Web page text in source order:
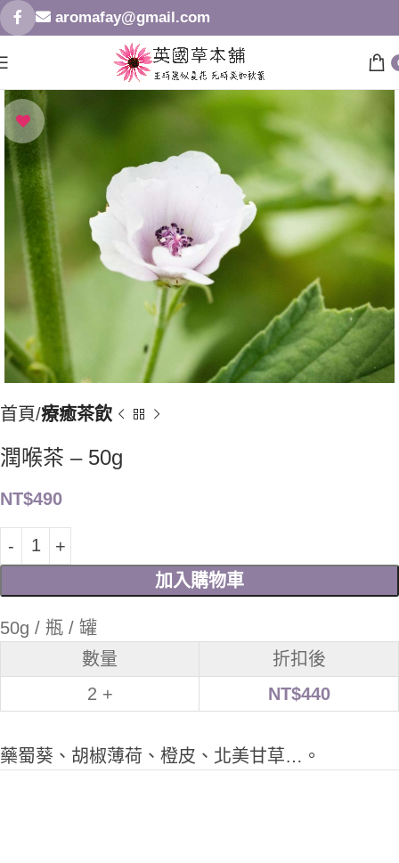
aromafay@gmail.com
首頁 療癒茶飲
潤喉茶 – 50g
NT$490
加入購物車
50g / 瓶 / 罐
數量
折扣後
2 +
NT$440
藥蜀葵、胡椒薄荷、橙皮、北美甘草…。